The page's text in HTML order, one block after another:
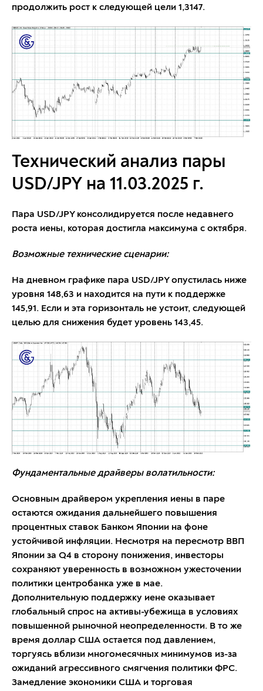
продолжить рост к следующей цели 1,3147.
Технический анализ пары
USD/JPY на 11.03.2025 г.
Пара USD/JPY консолидируется после недавнего
роста иены, которая достигла максимума с октября.
Возможные технические сценарии:
На дневном графике пара USD/JPY опустилась ниже
уровня 148,63 и находится на пути к поддержке
145,91. Если и эта горизонталь не устоит, следующей
целью для снижения будет уровень 143,45.
Фундаментальные драйверы волатильности:
Основным драйвером укрепления иены в паре
остаются ожидания дальнейшего повышения
процентных ставок Банком Японии на фоне
устойчивой инфляции. Несмотря на пересмотр ВВП
Японии за Q4 в сторону понижения, инвесторы
сохраняют уверенность в возможном ужесточении
политики центробанка уже в мае.
Дополнительную поддержку иене оказывает
глобальный спрос на активы-убежища в условиях
повышенной рыночной неопределенности. В то же
время доллар США остается под давлением,
торгуясь вблизи многомесячных минимумов из-за
ожиданий агрессивного смягчения политики ФРС.
Замедление экономики США и торговая